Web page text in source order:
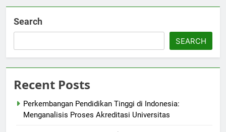
Search
SEARCH
Recent Posts
Perkembangan Pendidikan Tinggi di Indonesia:
Menganalisis Proses Akreditasi Universitas